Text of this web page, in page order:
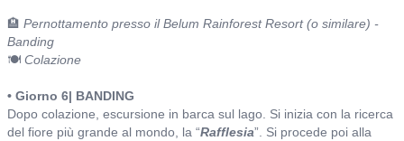
🏨 Pernottamento presso il Belum Rainforest Resort (o similare) -
Banding
🍽️ Colazione
• Giorno 6| BANDING
Dopo colazione, escursione in barca sul lago. Si inizia con la ricerca
del fiore più grande al mondo, la “Rafflesia”. Si procede poi alla